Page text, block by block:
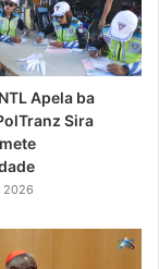
Apela ba
Sira
2026